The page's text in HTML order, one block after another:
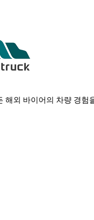
해외 바이어의 차량 경